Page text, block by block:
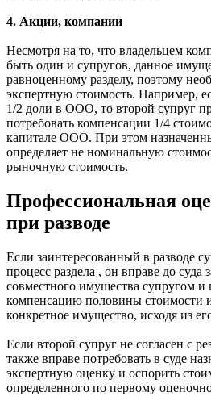
4. Акции, компании
Несмотря на то, что владельцем
быть один и супругов, данное
равноценному разделу, поэтому
экспертную стоимость. Например,
1/2 доли в ООО, то второй супруг
потребовать компенсации 1/4
капитале ООО. При этом
определяет не номинальную
рыночную стоимость.
Профессиональная
при разводе
Если заинтересованный в разводе
процесс раздела , он вправе до суда
совместного имущества супругом и
компенсацию половины стоимости
конкретное имущество, исходя из
Если второй супруг не согласен с
также вправе потребовать в суде
экспертную оценку и оспорить
определенного по первому